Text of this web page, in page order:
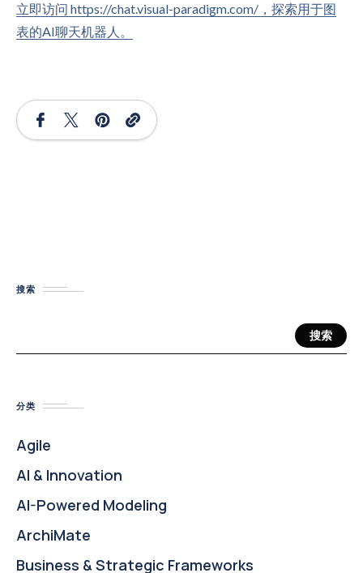
立即访问 https://chat.visual-paradigm.com/，探索用于图
表的AI聊天机器人。
搜索
搜索
分类
Agile
AI & Innovation
AI-Powered Modeling
ArchiMate
Business & Strategic Frameworks